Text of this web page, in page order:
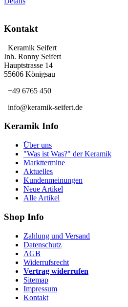
Kontakt
Keramik Seifert
Inh. Ronny Seifert
Hauptstrasse 14
55606 Königsau
+49 6765 450
info@keramik-seifert.de
Keramik Info
Über uns
"Was ist Was?" der Keramik
Markttermine
Aktuelles
Kundenmeinungen
Neue Artikel
Alle Artikel
Shop Info
Zahlung und Versand
Datenschutz
AGB
Widerrufsrecht
Vertrag widerrufen
Sitemap
Impressum
Kontakt